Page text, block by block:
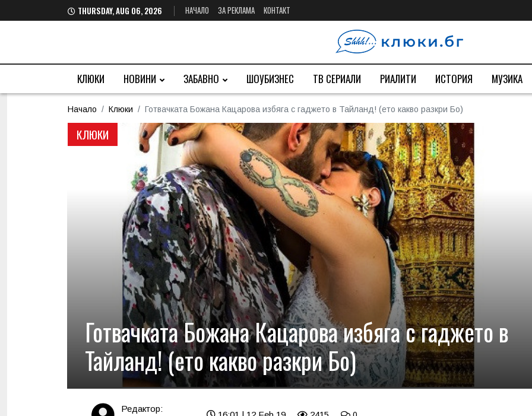
THURSDAY, AUG 06, 2026 НАЧАЛО ЗА РЕКЛАМА КОНТАКТ
КЛЮКИ НОВИНИ ЗАБАВНО ШОУБИЗНЕС ТВ СЕРИАЛИ РИАЛИТИ ИСТОРИЯ МУЗИКА
Начало Клюки Готвачката Божана Кацарова избяга с гаджето в Тайланд! (ето какво разкри Бо)
КЛЮКИ
Готвачката Божана Кацарова избяга с гаджето в
Тайланд! (ето какво разкри Бо)
Редактор: